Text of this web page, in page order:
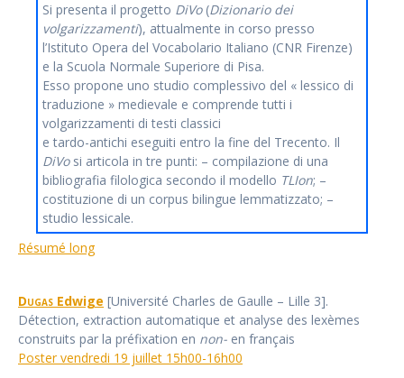
Si presenta il progetto DiVo(Dizionario dei
volgarizzamenti), attualmente in corso presso
l’Istituto Opera del Vocabolario Italiano (CNR Firenze)
e la Scuola Normale Superiore di Pisa.
Esso propone uno studio complessivo del « lessico di
traduzione » medievale e comprende tutti i
volgarizzamenti di testi classici
e tardo-antichi eseguiti entro la fine del Trecento. Il
DiVosi articola in tre punti: – compilazione di una
bibliografia filologica secondo il modello TLIon; –
costituzione di un corpus bilingue lemmatizzato; –
studio lessicale.
Résumé long
Dugas Edwige [Université Charles de Gaulle – Lille 3].
Détection, extraction automatique et analyse des lexèmes
construits par la préfixation en non- en français
Poster vendredi 19 juillet 15h00-16h00